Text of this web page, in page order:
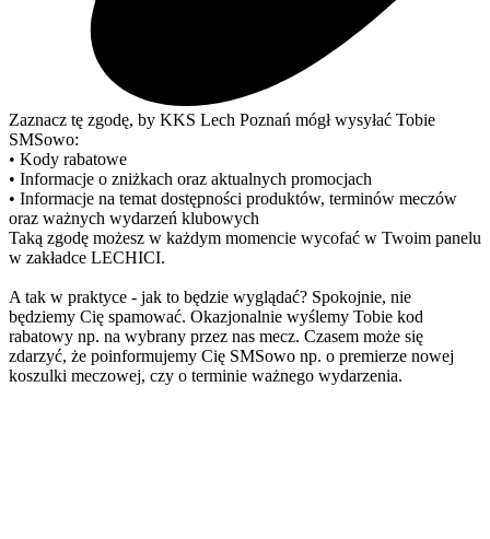
Zaznacz tę zgodę, by KKS Lech Poznań mógł wysyłać Tobie
SMSowo:
• Kody rabatowe
• Informacje o zniżkach oraz aktualnych promocjach
• Informacje na temat dostępności produktów, terminów meczów
oraz ważnych wydarzeń klubowych
Taką zgodę możesz w każdym momencie wycofać w Twoim panelu
w zakładce LECHICI.
A tak w praktyce - jak to będzie wyglądać? Spokojnie, nie
będziemy Cię spamować. Okazjonalnie wyślemy Tobie kod
rabatowy np. na wybrany przez nas mecz. Czasem może się
zdarzyć, że poinformujemy Cię SMSowo np. o premierze nowej
koszulki meczowej, czy o terminie ważnego wydarzenia.